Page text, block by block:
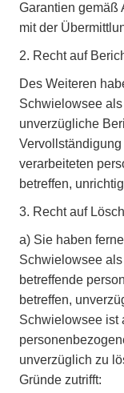
Garantien gemäß
mit der
2. Recht auf
Des Weiteren
Schwielowsee
unverzügliche
verarbeiteten
betreffen,
3. Recht auf
a) Sie haben
Schwielowsee
betreffende
betreffen,
Schwielowsee ist
unverzüglich zu
Gründe zutrifft: